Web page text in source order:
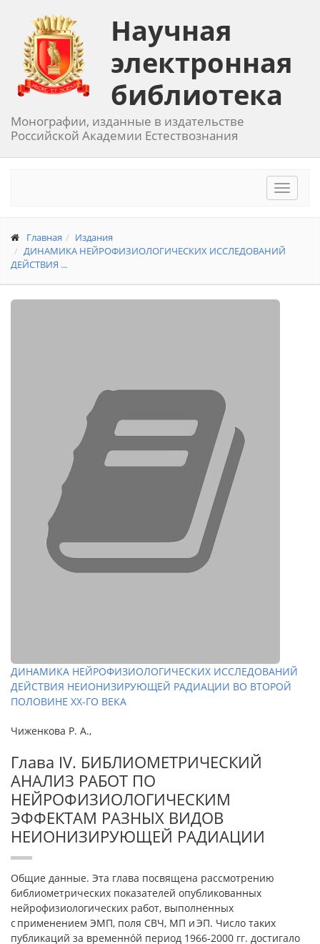
Научная
электронная
библиотека
Монографии, изданные в издательстве
Российской Академии Естествознания
Toggle
Главная
Издания
ДИНАМИКА НЕЙРОФИЗИОЛОГИЧЕСКИХ ИССЛЕДОВАНИЙ
ДЕЙСТВИЯ ...
ДИНАМИКА НЕЙРОФИЗИОЛОГИЧЕСКИХ ИССЛЕДОВАНИЙ
ДЕЙСТВИЯ НЕИОНИЗИРУЮЩЕЙ РАДИАЦИИ ВО ВТОРОЙ
ПОЛОВИНЕ ХХ-ГО ВЕКА
Чиженкова Р. А.,
Глава IV. БИБЛИОМЕТРИЧЕСКИЙ
АНАЛИЗ РАБОТ ПО
НЕЙРОФИЗИОЛОГИЧЕСКИМ
ЭФФЕКТАМ РАЗНЫХ ВИДОВ
НЕИОНИЗИРУЮЩЕЙ РАДИАЦИИ
Общие данные. Эта глава посвящена рассмотрению
библиометрических показателей опубликованных
нейрофизиологических работ, выполненных
с применением ЭМП, поля СВЧ, МП и ЭП. Число таких
публикаций за временнóй период 1966-2000 гг. достигало